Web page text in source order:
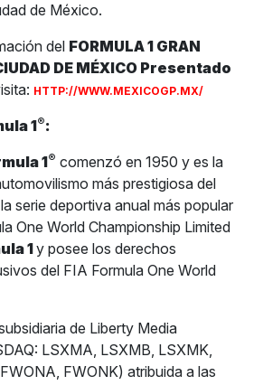
de México.
del FORMULA 1 GRAN
DE MÉXICO Presentado
HTTP://WWW.MEXICOGP.MX/
1®:
1® comenzó en 1950 y es la
más prestigiosa del
serie deportiva anual más popular
One World Championship Limited
1y posee los derechos
del FIA Formula One World
de Liberty Media
LSXMA, LSXMB, LSXMK,
FWONK) atribuida a las